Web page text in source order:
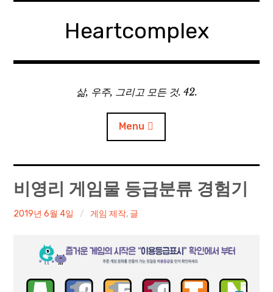
Heartcomplex
삶, 우주, 그리고 모든 것. 42.
Menu
홈
Private Military Manager: Tactical Auto Battler
비영리 게임물 등급분류 경험기
irene
2019년 6월 4일 게임 제작, 글